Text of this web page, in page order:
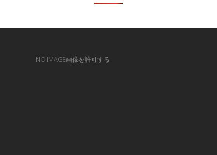
NO IMAGE画像を許可する